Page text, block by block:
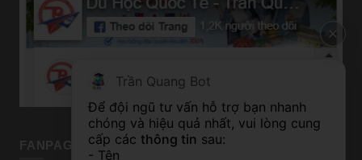
FANPAGE TP HỒ CHÍ MINH
Trần Quang Bot
Để đội ngũ tư vấn hỗ trợ bạn nhanh
chóng và hiệu quả nhất, vui lòng cung
cấp các thông tin sau:
- Tên